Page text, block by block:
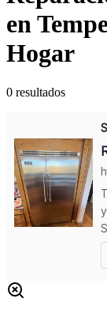
en
Hogar
0 resultados